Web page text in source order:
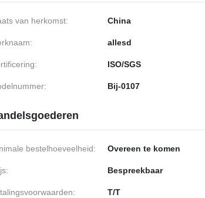
van herkomst: China
allesd
ISO/SGS
Bij-0107
bestelhoeveelheid: Overeen te komen
Bespreekbaar
T/T